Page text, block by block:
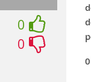
0
0
0